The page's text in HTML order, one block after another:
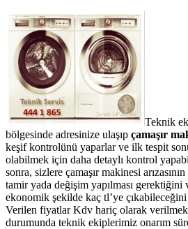
Teknik
bölgesinde adresinize ulaşıp çamaşır
keşif kontrolünü yaparlar ve ilk tespit
olabilmek için daha detaylı kontrol
sonra, sizlere çamaşır makinesi
tamir yada değişim yapılması gerektiğini
ekonomik şekilde kaç tl’ye
Verilen fiyatlar Kdv hariç olarak
durumunda teknik ekiplerimiz onarım